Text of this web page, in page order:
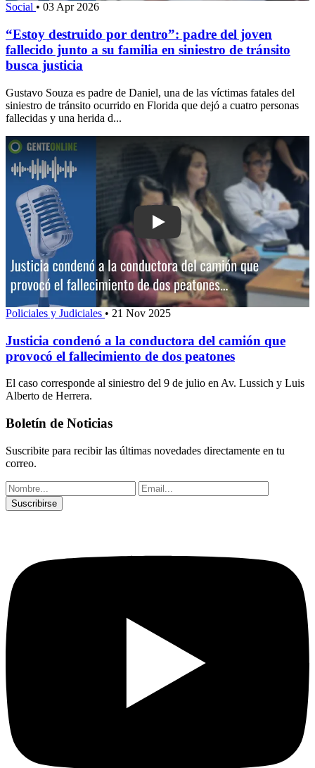
Social • 03 Apr 2026
“Estoy destruido por dentro”: padre del joven
fallecido junto a su familia en siniestro de tránsito
busca justicia
Gustavo Souza es padre de Daniel, una de las víctimas fatales del
siniestro de tránsito ocurrido en Florida que dejó a cuatro personas
fallecidas y una herida d...
Play: Justicia condenó a la
Policiales y Judiciales • 21 Nov 2025
Justicia condenó a la conductora del camión que
provocó el fallecimiento de dos peatones
El caso corresponde al siniestro del 9 de julio en Av. Lussich y Luis
Alberto de Herrera.
Boletín de Noticias
Suscribite para recibir las últimas novedades directamente en tu
correo.
Suscribirse